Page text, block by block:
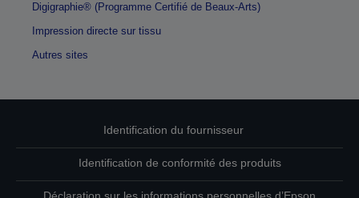
Digigraphie® (Programme Certifié de Beaux-Arts)
Impression directe sur tissu
Autres sites
Identification du fournisseur
Identification de conformité des produits